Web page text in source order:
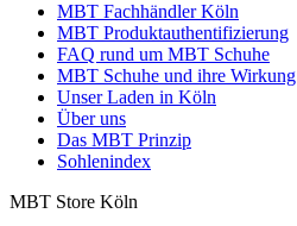
MBT Fachhändler Köln
MBT Produktauthentifizierung
FAQ rund um MBT Schuhe
MBT Schuhe und ihre Wirkung
Unser Laden in Köln
Über uns
Das MBT Prinzip
Sohlenindex
MBT Store Köln